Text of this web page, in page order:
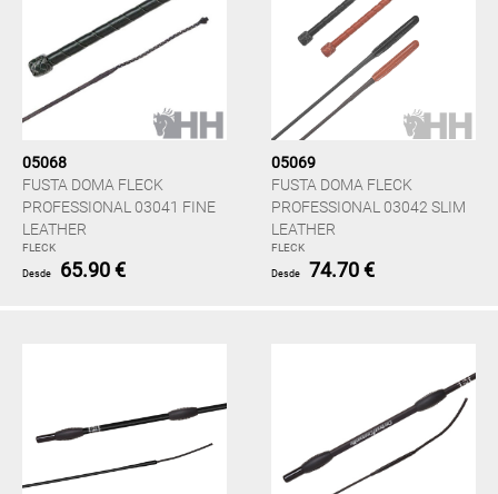
05068
FUSTA DOMA FLECK
PROFESSIONAL 03041 FINE
LEATHER
FLECK
Desde 65.90 €
05069
FUSTA DOMA FLECK
PROFESSIONAL 03042 SLIM
LEATHER
FLECK
Desde 74.70 €